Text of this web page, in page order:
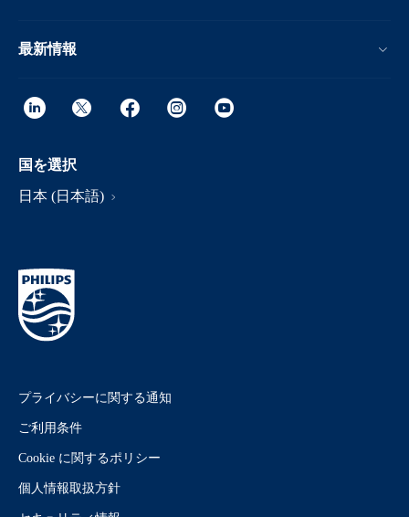
最新情報
国を選択
日本 (日本語)
プライバシーに関する通知
ご利用条件
Cookie に関するポリシー
個人情報取扱方針